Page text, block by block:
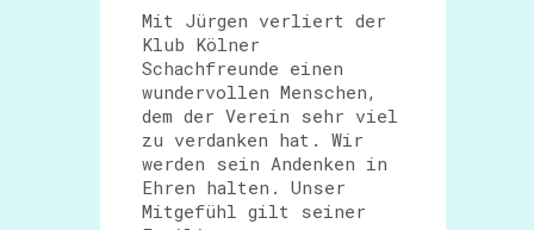
Mit Jürgen verliert der
Klub Kölner
Schachfreunde einen
wundervollen Menschen,
dem der Verein sehr viel
zu verdanken hat. Wir
werden sein Andenken in
Ehren halten. Unser
Mitgefühl gilt seiner